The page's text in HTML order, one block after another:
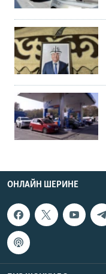
ОНЛАЙН ШЕРИНЕ